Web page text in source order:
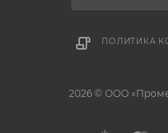
ПОЛИТИКА
2026 © ООО